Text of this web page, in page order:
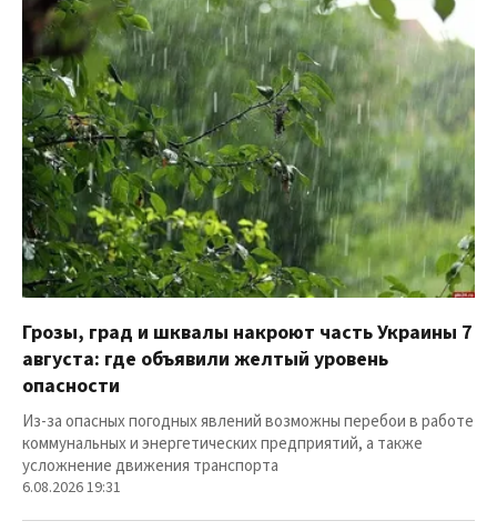
Грозы, град и шквалы накроют часть Украины 7
августа: где объявили желтый уровень
опасности
Из-за опасных погодных явлений возможны перебои в работе
коммунальных и энергетических предприятий, а также
усложнение движения транспорта
6.08.2026 19:31